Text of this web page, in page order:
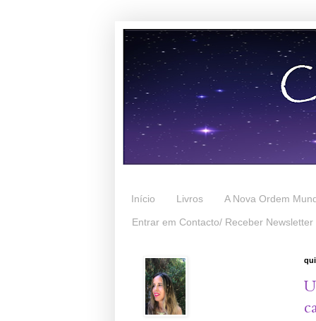
Início Livros A Nova Ordem
Entrar em Contacto/ Receber Newsletter